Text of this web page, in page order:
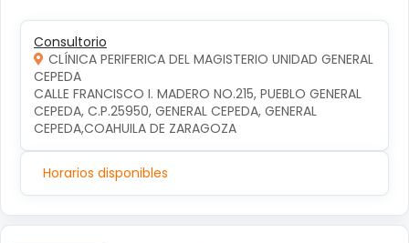
Consultorio
CLÍNICA PERIFERICA DEL MAGISTERIO UNIDAD GENERAL
CEPEDA
CALLE FRANCISCO I. MADERO NO.215, PUEBLO GENERAL
CEPEDA, C.P.25950, GENERAL CEPEDA, GENERAL
CEPEDA,COAHUILA DE ZARAGOZA
Horarios disponibles